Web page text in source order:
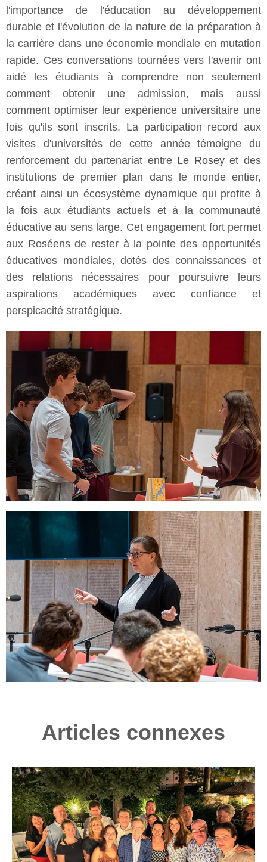
l'importance de l'éducation au développement
durable et l'évolution de la nature de la préparation à
la carrière dans une économie mondiale en mutation
rapide. Ces conversations tournées vers l'avenir ont
aidé les étudiants à comprendre non seulement
comment obtenir une admission, mais aussi
comment optimiser leur expérience universitaire une
fois qu'ils sont inscrits. La participation record aux
visites d'universités de cette année témoigne du
renforcement du partenariat entre Le Roseyet des
institutions de premier plan dans le monde entier,
créant ainsi un écosystème dynamique qui profite à
la fois aux étudiants actuels et à la communauté
éducative au sens large. Cet engagement fort permet
aux Roséens de rester à la pointe des opportunités
éducatives mondiales, dotés des connaissances et
des relations nécessaires pour poursuivre leurs
aspirations académiques avec confiance et
perspicacité stratégique.
Articles connexes